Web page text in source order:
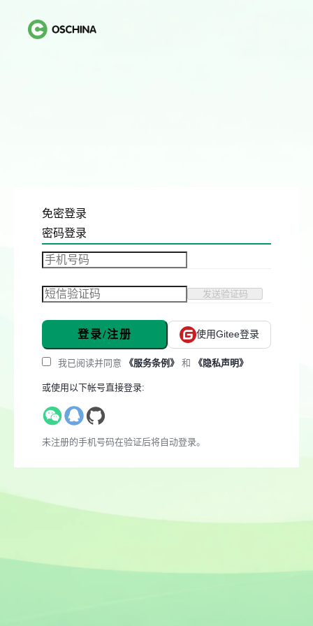
免密登录
密码登录
发送验证码
登录/注册 使用Gitee登录
我已阅读并同意 《服务条例》 和 《隐私声明》
或使用以下帐号直接登录:
未注册的手机号码在验证后将自动登录。